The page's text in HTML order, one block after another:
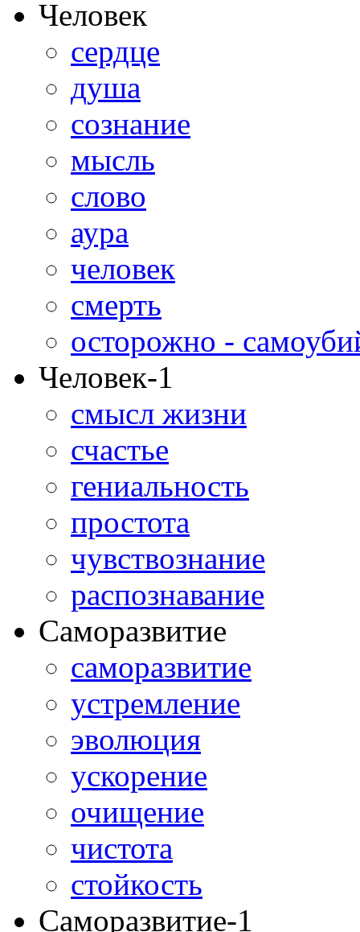
Человек
сердце
душа
сознание
мысль
слово
аура
человек
смерть
осторожно -
Человек-1
смысл жизни
счастье
гениальность
простота
чувствознание
распознавание
Саморазвитие
саморазвитие
устремление
эволюция
ускорение
очищение
чистота
стойкость
Саморазвитие-1